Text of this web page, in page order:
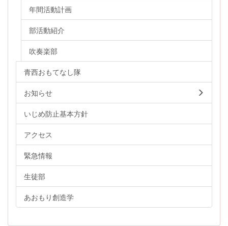
年間活動計画
部活動紹介
吹奏楽部
青西おもてなし隊
お知らせ
いじめ防止基本方針
アクセス
緊急情報
生徒部
あおもり創造学